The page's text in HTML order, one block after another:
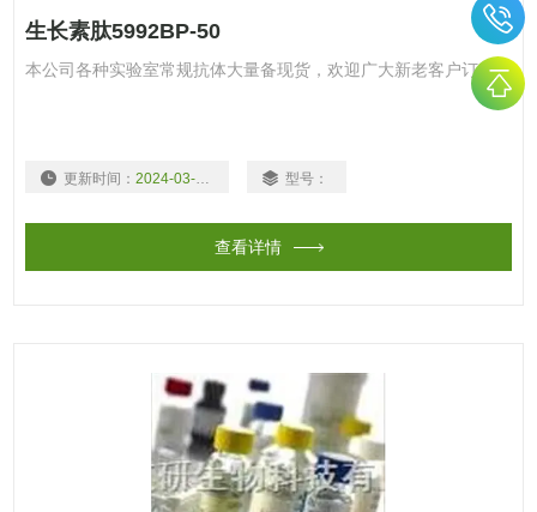
生长素肽5992BP-50
本公司各种实验室常规抗体大量备现货，欢迎广大新老客户订购
更新时间： 2024-03-15 型号：
查看详情